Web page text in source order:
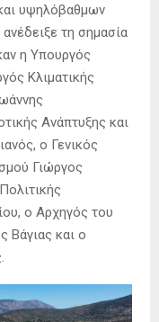
υψηλόβαθμων
τη σημασία
η Υπουργός
Κλιματικής
Ανάπτυξης και
ο Γενικός
Γιώργος
ο Αρχηγός του
και ο